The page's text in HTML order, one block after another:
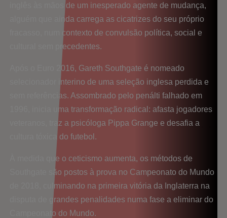
inglês às mãos de um inesperado agente de mudança,
alguém que ainda carrega as cicatrizes do seu próprio
fracasso, num contexto de convulsão política, social e
cultural sem precedentes.
Após o Euro 2016, Gareth Southgate é nomeado
selecionador interino de uma seleção inglesa perdida e
sem referências. Assombrado pelo penálti falhado em
1996, inicia uma transformação radical: afasta jogadores
veteranos, traz a psicóloga Pippa Grange e desafia a
cultura tóxica do futebol.
À medida que o ceticismo aumenta, os métodos de
Southgate são postos à prova no Campeonato do Mundo
de 2018, culminando na primeira vitória da Inglaterra na
disputa de grandes penalidades numa fase a eliminar do
Campeonato do Mundo.